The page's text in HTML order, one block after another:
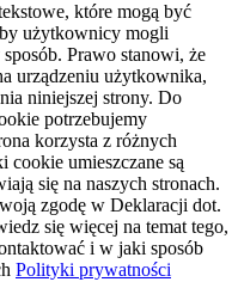
które mogą być
użytkownicy mogli
Prawo stanowi, że
urządzeniu użytkownika,
niniejszej strony. Do
potrzebujemy
korzysta z różnych
umieszczane są
się na naszych stronach.
zgodę w Deklaracji dot.
się więcej na temat tego,
i w jaki sposób
Polityki prywatności